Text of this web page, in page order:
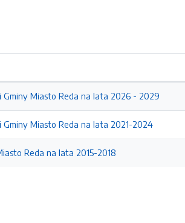
Miasto Reda na lata 2026 - 2029
Miasto Reda na lata 2021-2024
Reda na lata 2015-2018